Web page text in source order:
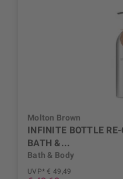
Molton Brown
INFINITE BOTTLE
BATH &...
Bath & Body
UVP* € 49,49